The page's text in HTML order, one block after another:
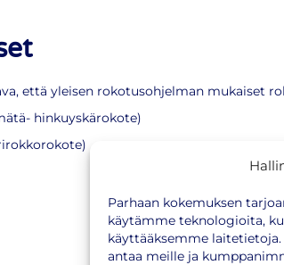
Parhaan kokemuksen
käytämme teknologioita,
käyttääksemme
antaa meille ja
että yleisen rokotusohjelman mukaiset
hinkuyskärokote)